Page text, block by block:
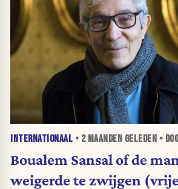
INTERNATIONAAL • 2 MAANDEN GELEDEN •
Boualem Sansal of de
weigerde te zwijgen